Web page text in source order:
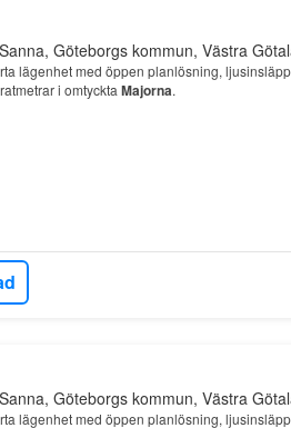
Göteborgs kommun, Västra
lägenhet med öppen planlösning,
i omtyckta Majorna.
Göteborgs kommun, Västra
lägenhet med öppen planlösning,